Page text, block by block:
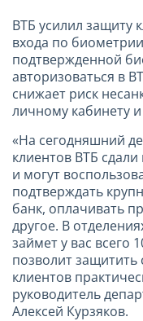
ВТБ усилил защиту
входа по
подтвержденной
авторизоваться в
снижает риск
личному кабинету
«На сегодняшний
клиентов ВТБ
и могут
подтверждать
банк, оплачивать
другое. В
займет у вас всего
позволит защитить
клиентов
руководитель
Алексей Курзяков.